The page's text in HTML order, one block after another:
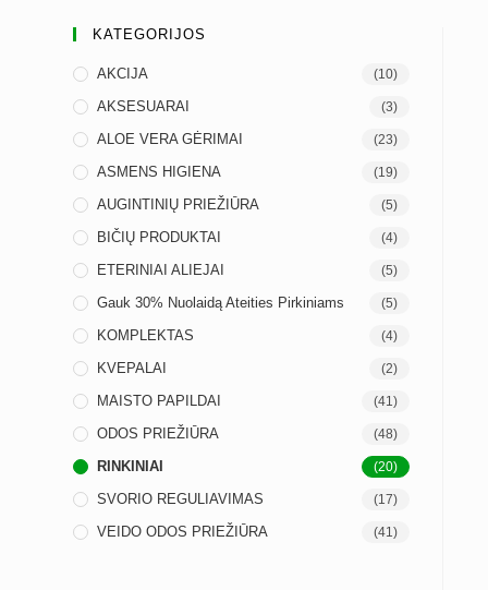
KATEGORIJOS
AKCIJA (10)
AKSESUARAI (3)
ALOE VERA GĖRIMAI (23)
ASMENS HIGIENA (19)
AUGINTINIŲ PRIEŽIŪRA (5)
BIČIŲ PRODUKTAI (4)
ETERINIAI ALIEJAI (5)
Gauk 30% Nuolaidą Ateities Pirkiniams (5)
KOMPLEKTAS (4)
KVEPALAI (2)
MAISTO PAPILDAI (41)
ODOS PRIEŽIŪRA (48)
RINKINIAI (20)
SVORIO REGULIAVIMAS (17)
VEIDO ODOS PRIEŽIŪRA (41)